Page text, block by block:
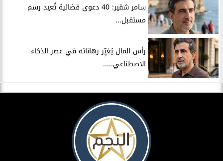
سامر شقير: 40 دعوى قضائية تُعيد رسم
مستقبل...
رأس المال يُغيِّر رهاناته في عصر الذكاء
الاصطناعي.....